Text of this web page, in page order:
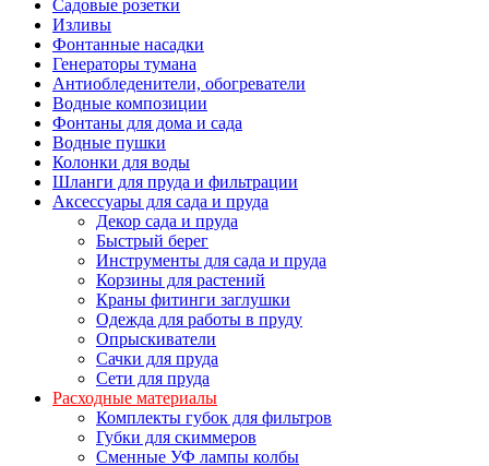
Садовые розетки
Изливы
Фонтанные насадки
Генераторы тумана
Антиобледенители, обогреватели
Водные композиции
Фонтаны для дома и сада
Водные пушки
Колонки для воды
Шланги для пруда и фильтрации
Аксессуары для сада и пруда
Декор сада и пруда
Быстрый берег
Инструменты для сада и пруда
Корзины для растений
Краны фитинги заглушки
Одежда для работы в пруду
Опрыскиватели
Сачки для пруда
Сети для пруда
Расходные материалы
Комплекты губок для фильтров
Губки для скиммеров
Сменные УФ лампы колбы